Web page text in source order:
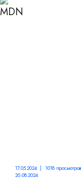
17.05.2024 | 1018
20.08.2024